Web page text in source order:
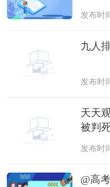
发布时
九人
发布时
天天
被判
发布时
@高